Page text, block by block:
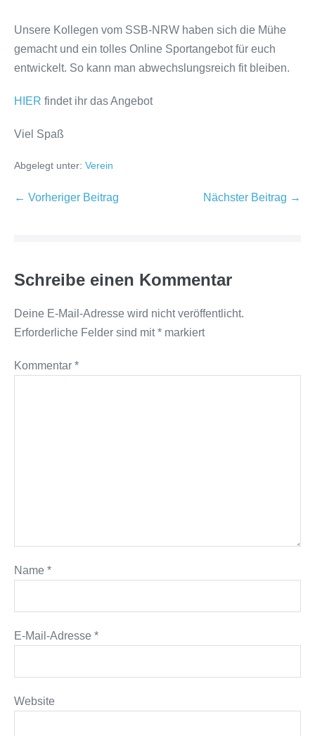
Unsere Kollegen vom SSB-NRW haben sich die Mühe
gemacht und ein tolles Online Sportangebot für euch
entwickelt. So kann man abwechslungsreich fit bleiben.
HIER findet ihr das Angebot
Viel Spaß
Abgelegt unter: Verein
← Vorheriger Beitrag Nächster Beitrag →
Schreibe einen Kommentar
Deine E-Mail-Adresse wird nicht veröffentlicht.
Erforderliche Felder sind mit* markiert
Kommentar *
Name *
E-Mail-Adresse *
Website